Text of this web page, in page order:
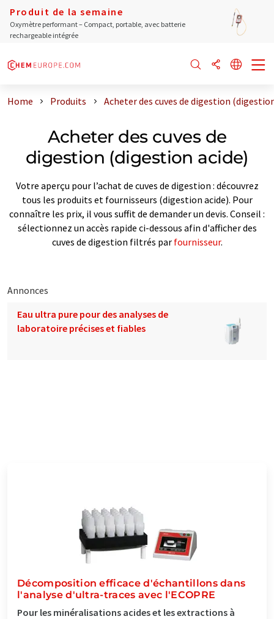
Produit de la semaine
Oxymètre performant – Compact, portable, avec batterie
rechargeable intégrée
Home Produits Acheter des cuves de digestion
Acheter des cuves de
digestion (digestion acide)
Votre aperçu pour l’achat de cuves de digestion : découvrez
tous les produits et fournisseurs (digestion acide). Pour
connaître les prix, il vous suffit de demander un devis. Conseil :
sélectionnez un accès rapide ci-dessous afin d'afficher des
cuves de digestion filtrés par fournisseur.
Annonces
Eau ultra pure pour des analyses de
laboratoire précises et fiables
Décomposition efficace d'échantillons dans
l'analyse d'ultra-traces avec l'ECOPRE
Pour les minéralisations acides et les extractions à